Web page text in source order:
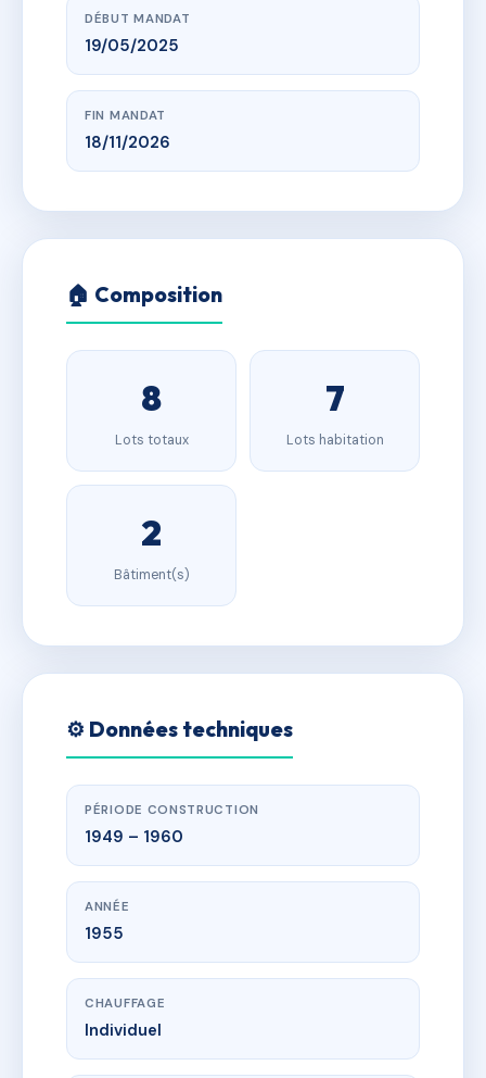
DÉBUT MANDAT
19/05/2025
FIN MANDAT
18/11/2026
🏠 Composition
8
Lots totaux
7
Lots habitation
2
Bâtiment(s)
⚙️ Données techniques
PÉRIODE CONSTRUCTION
1949 – 1960
ANNÉE
1955
CHAUFFAGE
Individuel